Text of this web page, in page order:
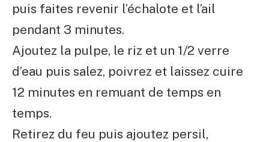
puis faites revenir l’échalote et l’ail
pendant 3 minutes.
Ajoutez la pulpe, le riz et un 1/2 verre
d’eau puis salez, poivrez et laissez cuire
12 minutes en remuant de temps en
temps.
Retirez du feu puis ajoutez persil,